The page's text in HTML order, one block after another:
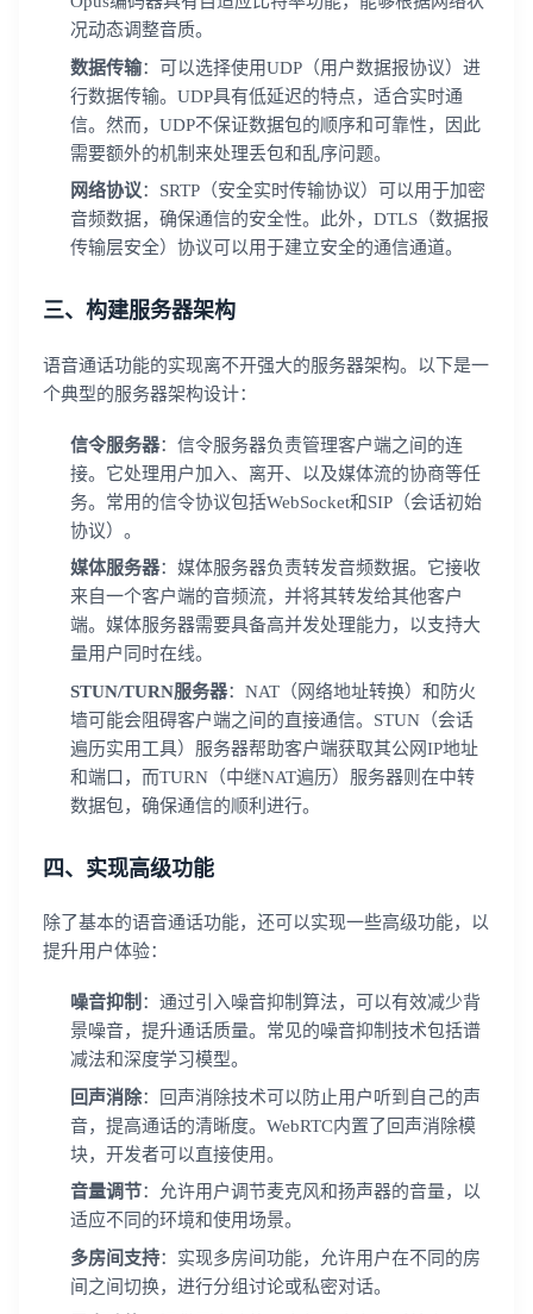
况动态调整音质。
数据传输：可以选择使用UDP（用户数据报协议）进
行数据传输。UDP具有低延迟的特点，适合实时通
信。然而，UDP不保证数据包的顺序和可靠性，因此
需要额外的机制来处理丢包和乱序问题。
网络协议：SRTP（安全实时传输协议）可以用于加密
音频数据，确保通信的安全性。此外，DTLS（数据报
传输层安全）协议可以用于建立安全的通信通道。
三、构建服务器架构
语音通话功能的实现离不开强大的服务器架构。以下是一
个典型的服务器架构设计：
信令服务器：信令服务器负责管理客户端之间的连
接。它处理用户加入、离开、以及媒体流的协商等任
务。常用的信令协议包括WebSocket和SIP（会话初始
协议）。
媒体服务器：媒体服务器负责转发音频数据。它接收
来自一个客户端的音频流，并将其转发给其他客户
端。媒体服务器需要具备高并发处理能力，以支持大
量用户同时在线。
STUN/TURN服务器：NAT（网络地址转换）和防火
墙可能会阻碍客户端之间的直接通信。STUN（会话
遍历实用工具）服务器帮助客户端获取其公网IP地址
和端口，而TURN（中继NAT遍历）服务器则在中转
数据包，确保通信的顺利进行。
四、实现高级功能
除了基本的语音通话功能，还可以实现一些高级功能，以
提升用户体验：
噪音抑制 ：通过引入噪音抑制算法，可以有效减少背
景噪音，提升通话质量。常见的噪音抑制技术包括谱
减法和深度学习模型。
回声消除：回声消除技术可以防止用户听到自己的声
音，提高通话的清晰度。WebRTC内置了回声消除模
块，开发者可以直接使用。
音量调节：允许用户调节麦克风和扬声器的音量，以
适应不同的环境和使用场景。
多房间支持：实现多房间功能，允许用户在不同的房
间之间切换，进行分组讨论或私密对话。